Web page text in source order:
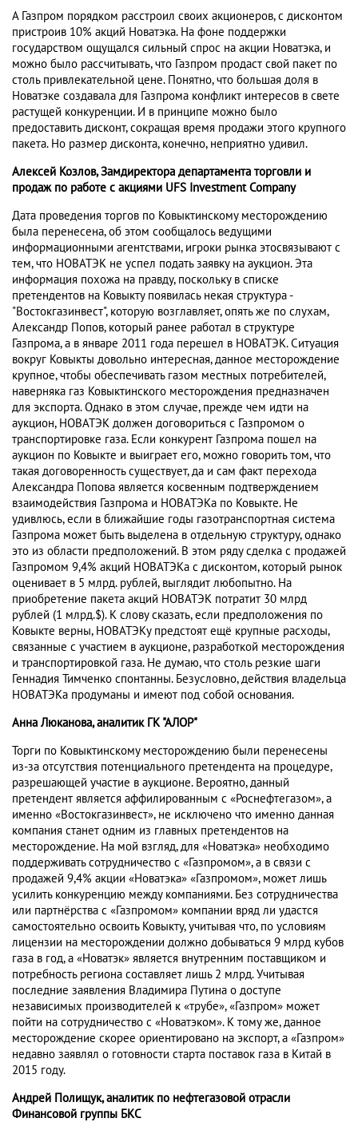
А Газпром порядком расстроил своих акционеров, с дисконтом
пристроив 10% акций Новатэка. На фоне поддержки
государством ощущался сильный спрос на акции Новатэка, и
можно было рассчитывать, что Газпром продаст свой пакет по
столь привлекательной цене. Понятно, что большая доля в
Новатэке создавала для Газпрома конфликт интересов в свете
растущей конкуренции. И в принципе можно было
предоставить дисконт, сокращая время продажи этого крупного
пакета. Но размер дисконта, конечно, неприятно удивил.
Алексей Козлов, Замдиректора департамента торговли и
продаж по работе с акциями UFS Investment Company
Дата проведения торгов по Ковыктинскому месторождению
была перенесена, об этом сообщалось ведущими
информационными агентствами, игроки рынка этосвязывают с
тем, что НОВАТЭК не успел подать заявку на аукцион. Эта
информация похожа на правду, поскольку в списке
претендентов на Ковыкту появилась некая структура -
"Востокгазинвест", которую возглавляет, опять же по слухам,
Александр Попов, который ранее работал в структуре
Газпрома, а в январе 2011 года перешел в НОВАТЭК. Ситуация
вокруг Ковыкты довольно интересная, данное месторождение
крупное, чтобы обеспечивать газом местных потребителей,
наверняка газ Ковыктинского месторождения предназначен
для экспорта. Однако в этом случае, прежде чем идти на
аукцион, НОВАТЭК должен договориться с Газпромом о
транспортировке газа. Если конкурент Газпрома пошел на
аукцион по Ковыкте и выиграет его, можно говорить том, что
такая договоренность существует, да и сам факт перехода
Александра Попова является косвенным подтверждением
взаимодействия Газпрома и НОВАТЭКа по Ковыкте. Не
удивлюсь, если в ближайшие годы газотранспортная система
Газпрома может быть выделена в отдельную структуру, однако
это из области предположений. В этом ряду сделка с продажей
Газпромом 9,4% акций НОВАТЭКа с дисконтом, который рынок
оценивает в 5 млрд. рублей, выглядит любопытно. На
приобретение пакета акций НОВАТЭК потратит 30 млрд
рублей (1 млрд.$). К слову сказать, если предположения по
Ковыкте верны, НОВАТЭКу предстоят ещё крупные расходы,
связанные с участием в аукционе, разработкой месторождения
и транспортировкой газа. Не думаю, что столь резкие шаги
Геннадия Тимченко спонтанны. Безусловно, действия владельца
НОВАТЭКа продуманы и имеют под собой основания.
Анна Люканова, аналитик ГК "АЛОР"
Торги по Ковыктинскому месторождению были перенесены
из-за отсутствия потенциального претендента на процедуре,
разрешающей участие в аукционе. Вероятно, данный
претендент является аффилированным с «Роснефтегазом», а
именно «Востокгазинвест», не исключено что именно данная
компания станет одним из главных претендентов на
месторождение. На мой взгляд, для «Новатэка» необходимо
поддерживать сотрудничество с «Газпромом», а в связи с
продажей 9,4% акции «Новатэка» «Газпромом», может лишь
усилить конкуренцию между компаниями. Без сотрудничества
или партнёрства с «Газпромом» компании вряд ли удастся
самостоятельно освоить Ковыкту, учитывая что, по условиям
лицензии на месторождении должно добываться 9 млрд кубов
газа в год, а «Новатэк» является внутренним поставщиком и
потребность региона составляет лишь 2 млрд. Учитывая
последние заявления Владимира Путина о доступе
независимых производителей к «трубе», «Газпром» может
пойти на сотрудничество с «Новатэком». К тому же, данное
месторождение скорее ориентировано на экспорт, а «Газпром»
недавно заявлял о готовности старта поставок газа в Китай в
2015 году.
Андрей Полищук, аналитик по нефтегазовой отрасли
Финансовой группы БКС